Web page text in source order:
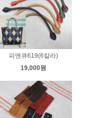
피앤큐619(6칼라)
19,000원